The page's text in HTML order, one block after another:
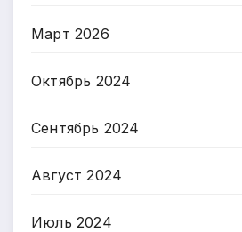
Март 2026
Октябрь 2024
Сентябрь 2024
Август 2024
Июль 2024